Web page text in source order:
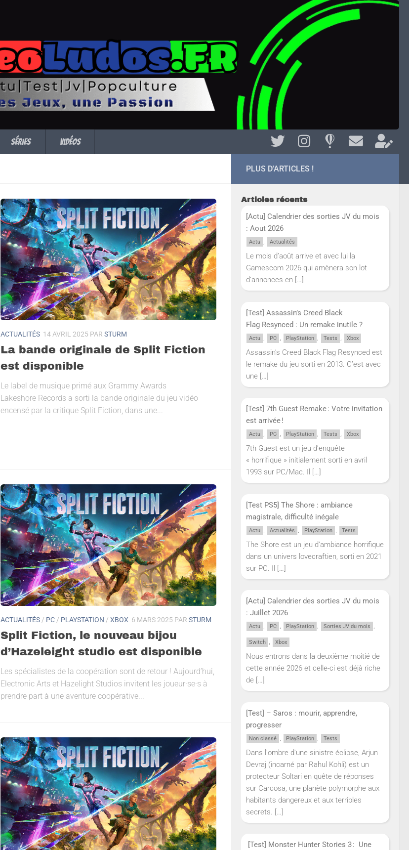
Séries Vidéos
ACTUALITÉS 14 AVRIL 2025 PAR STURM
La bande originale de Split Fiction
est disponible
Le label de musique primé aux Grammy Awards
Lakeshore Records a sorti la bande originale du jeu vidéo
encensé par la critique Split Fiction, dans une...
ACTUALITÉS / PC / PLAYSTATION / XBOX 6 MARS 2025 PAR STURM
Split Fiction, le nouveau bijou
d’Hazeleight studio est disponible
Les spécialistes de la coopération sont de retour ! Aujourd’hui,
Electronic Arts et Hazelight Studios invitent les joueur·se·s à
prendre part à une aventure coopérative...
PLUS D'ARTICLES !
Articles récents
[Actu] Calendrier des sorties JV du mois
: Aout 2026
Actu , Actualités
Le mois d’août arrive et avec lui la
Gamescom 2026 qui amènera son lot
d’annonces en […]
[Test] Assassin’s Creed Black
Flag Resynced : Un remake inutile ?
Actu , PC , PlayStation , Tests , Xbox
Assassin’s Creed Black Flag Resynced est
le remake du jeu sorti en 2013. C’est avec
une […]
[Test] 7th Guest Remake : Votre invitation
est arrivée !
Actu , PC , PlayStation , Tests , Xbox
7th Guest est un jeu d’enquête
« horrifique » initialement sorti en avril
1993 sur PC/Mac. Il
[…]
[Test PS5] The Shore : ambiance
magistrale, difficulté inégale
Actu , Actualités , PlayStation , Tests
The Shore est un jeu d’ambiance horrifique
dans un univers lovecraftien, sorti en 2021
sur PC. Il […]
[Actu] Calendrier des sorties JV du mois
: Juillet 2026
Actu , PC , PlayStation , Sorties JV du mois ,
Switch , Xbox
Nous entrons dans la deuxième moitié de
cette année 2026 et celle-ci est déjà riche
de […]
[Test] – Saros : mourir, apprendre,
progresser
Non classé , PlayStation , Tests
Dans l'ombre d'une sinistre éclipse, Arjun
Devraj (incarné par Rahul Kohli) est un
protecteur Soltari en quête de réponses
sur Carcosa, une planète polymorphe aux
habitants dangereux et aux terribles
secrets. […]
[Test] Monster Hunter Stories 3 : Une